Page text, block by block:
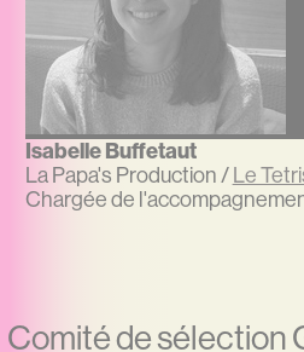
Isabelle Buffetaut
La Papa's Production /Le
Chargée de
Comité de sélection